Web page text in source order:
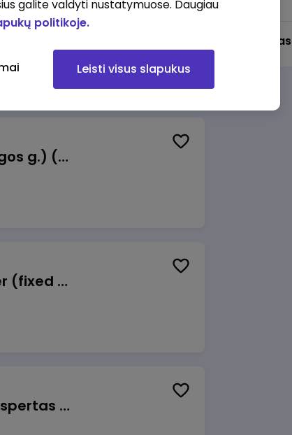
Krovėjas (-a) Ringauduose (galimybė dirbti nepilnu etatu)
Valytojas (-a) Marijampolėje (Palangos g.) (0,25 etatu)
Talent Development Project Manager (fixed term - 1.5 years)
Veiklos užtikrinimo ir atitikties vyr. ekspertas (-ė) (Radviliškis) (Radviliškis, LT)
Darbo laikas
galite valdyti nustatymuose. Daugiau
politikoje.
Leisti visus slapukus